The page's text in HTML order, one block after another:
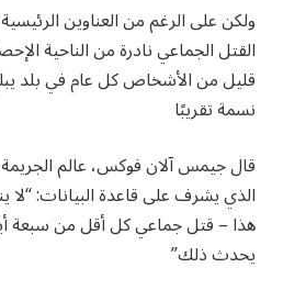
ولكن على الرغم من العناوين
القتل الجماعي نادرة من الناحية
نسمة تقريبًا
قال جيمس آلان فوكس، عالم
الذي يشرف على قاعدة البيانات: “لا
هذا – قتل جماعي كل أقل من سبعة
يحدث ذلك”